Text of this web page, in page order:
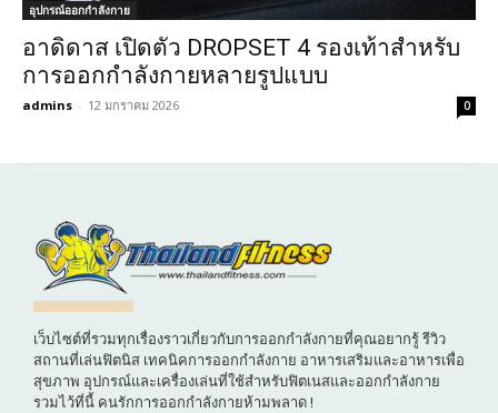
อุปกรณ์ออกกำลังกาย
อาดิดาส เปิดตัว DROPSET 4 รองเท้าสำหรับ
การออกกำลังกายหลายรูปแบบ
admins - 12 มกราคม 2026 0
เว็บไซต์ที่รวมทุกเรื่องราวเกี่ยวกับการออกกำลังกายที่คุณอยากรู้ รีวิว
สถานที่เล่นฟิตนิส เทคนิคการออกกำลังกาย อาหารเสริมและอาหารเพื่อ
สุขภาพ อุปกรณ์และเครื่องเล่นที่ใช้สำหรับฟิตเนสและออกกำลังกาย
รวมไว้ที่นี้ คนรักการออกกำลังกายห้ามพลาด !